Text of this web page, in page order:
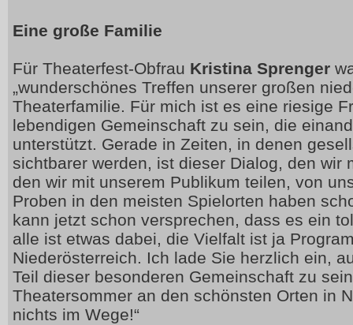
Eine große Familie
Für Theaterfest-Obfrau Kristina Sprenger
„wunderschönes Treffen unserer großen
Theaterfamilie. Für mich ist es eine riesige
lebendigen Gemeinschaft zu sein, die
unterstützt. Gerade in Zeiten, in denen
sichtbarer werden, ist dieser Dialog, den wir
den wir mit unserem Publikum teilen, von
Proben in den meisten Spielorten haben
kann jetzt schon versprechen, dass es ein
alle ist etwas dabei, die Vielfalt ist ja
Niederösterreich. Ich lade Sie herzlich ein,
Teil dieser besonderen Gemeinschaft zu
Theatersommer an den schönsten Orten in
nichts im Wege!“